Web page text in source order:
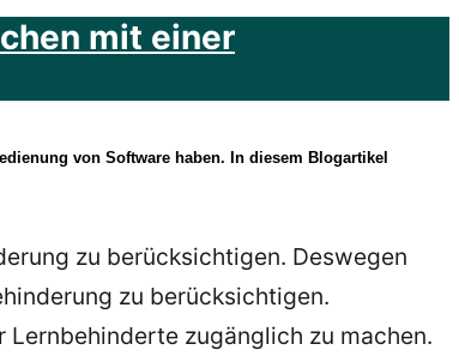
mit einer
von Software haben. In diesem Blogartikel
zu berücksichtigen. Deswegen
zu berücksichtigen.
zugänglich zu machen.